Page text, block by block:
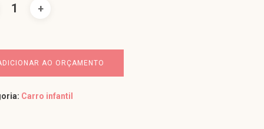
AO ORÇAMENTO
Carro infantil